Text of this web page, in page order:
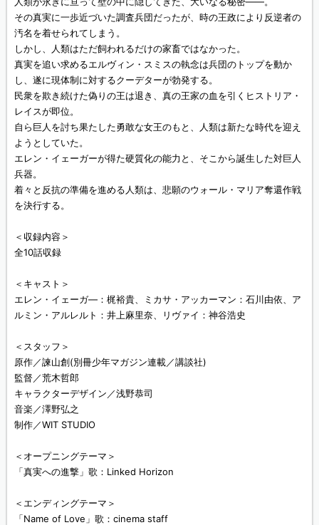
その真実に一歩近づいた調査兵団だったが、時の王政により反逆者の
汚名を着せられてしまう。
しかし、人類はただ飼われるだけの家畜ではなかった。
真実を追い求めるエルヴィン・スミスの執念は兵団のトップを動か
し、遂に現体制に対するクーデターが勃発する。
民衆を欺き続けた偽りの王は退き、真の王家の血を引くヒストリア・
レイスが即位。
自ら巨人を討ち果たした勇敢な女王のもと、人類は新たな時代を迎え
ようとしていた。
エレン・イェーガーが得た硬質化の能力と、そこから誕生した対巨人
兵器。
着々と反抗の準備を進める人類は、悲願のウォール・マリア奪還作戦
を決行する。
＜収録内容＞
全10話収録
＜キャスト＞
エレン・イェーガ―：梶裕貴、ミカサ・アッカーマン：石川由依、ア
ルミン・アルレルト：井上麻里奈、リヴァイ：神谷浩史
＜スタッフ＞
原作／諫山創(別冊少年マガジン連載／講談社)
監督／荒木哲郎
キャラクターデザイン／浅野恭司
音楽／澤野弘之
制作／WIT STUDIO
＜オープニングテーマ＞
「真実への進撃」歌：Linked Horizon
＜エンディングテーマ＞
「Name of Love」歌：cinema staff